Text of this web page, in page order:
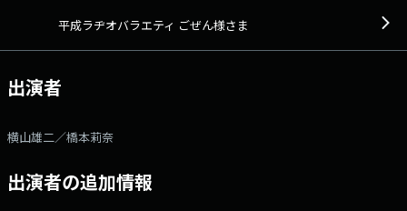
平成ラヂオバラエティ ごぜん様さま
出演者
横山雄二／橋本莉奈
出演者の追加情報